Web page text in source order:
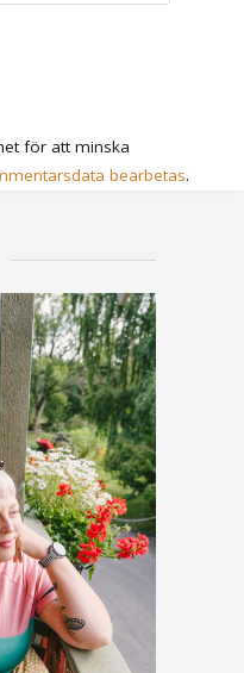
för att minska
bearbetas.